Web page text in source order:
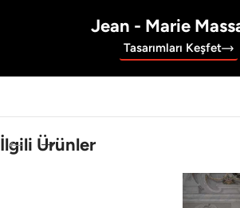
Jean - Marie
Tasarımları Keşfet
İlgili Ürünler